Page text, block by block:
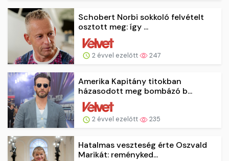
Schobert Norbi sokkoló felvételt
osztott meg: így ...
2 évvel ezelőtt 247
Amerika Kapitány titokban
házasodott meg bombázó b...
2 évvel ezelőtt 235
Hatalmas veszteség érte Oszvald
Marikát: reményked...